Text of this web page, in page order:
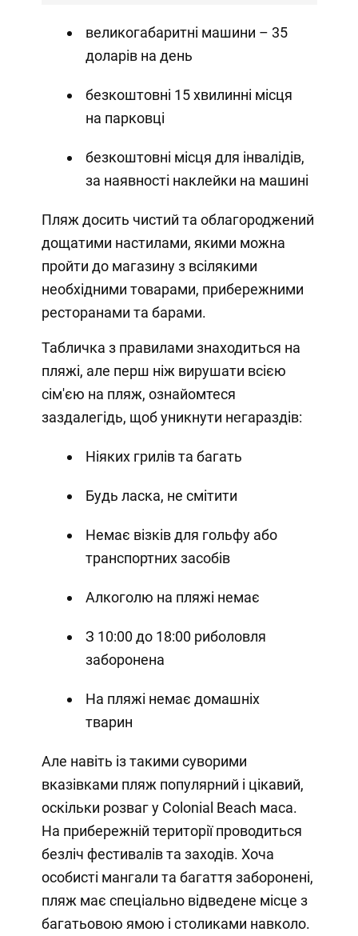
великогабаритні машини – 35
доларів на день
безкоштовні 15 хвилинні місця
на парковці
безкоштовні місця для інвалідів,
за наявності наклейки на машині
Пляж досить чистий та облагороджений
дощатими настилами, якими можна
пройти до магазину з всілякими
необхідними товарами, прибережними
ресторанами та барами.
Табличка з правилами знаходиться на
пляжі, але перш ніж вирушати всією
сім'єю на пляж, ознайомтеся
заздалегідь, щоб уникнути негараздів:
Ніяких грилів та багать
Будь ласка, не смітити
Немає візків для гольфу або
транспортних засобів
Алкоголю на пляжі немає
З 10:00 до 18:00 риболовля
заборонена
На пляжі немає домашніх
тварин
Але навіть із такими суворими
вказівками пляж популярний і цікавий,
оскільки розваг у Colonial Beach маса.
На прибережній території проводиться
безліч фестивалів та заходів. Хоча
особисті мангали та багаття заборонені,
пляж має спеціально відведене місце з
багатьовою ямою і столиками навколо.